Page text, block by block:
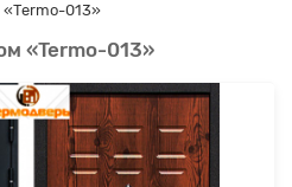
013»
«Termo-013»